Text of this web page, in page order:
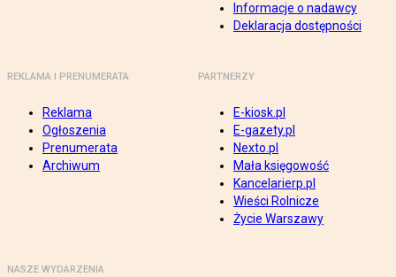
Informacje o nadawcy
Deklaracja dostępności
REKLAMA I PRENUMERATA
Reklama
Ogłoszenia
Prenumerata
Archiwum
PARTNERZY
E-kiosk.pl
E-gazety.pl
Nexto.pl
Mała księgowość
Kancelarierp.pl
Wieści Rolnicze
Życie Warszawy
NASZE WYDARZENIA